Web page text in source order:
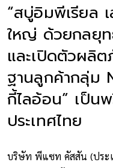
“สบู่อิมพีเรียล
ใหญ่ ด้วยกลยุ
และเปิดตัวผลิ
ฐานลูกค้ากลุ่ม
กี้ไลอ้อน” เป็น
ประเทศไทย
บริษัท พีแซท คัสสัน (ประ